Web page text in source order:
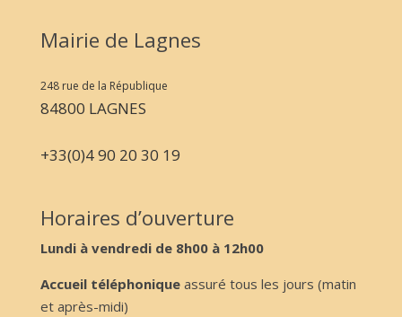
Mairie de Lagnes
248 rue de la République
84800 LAGNES
+33(0)4 90 20 30 19
Horaires d’ouverture
Lundi à vendredi de 8h00 à 12h00
Accueil téléphoniqueassuré tous les jours (matin
et après-midi)